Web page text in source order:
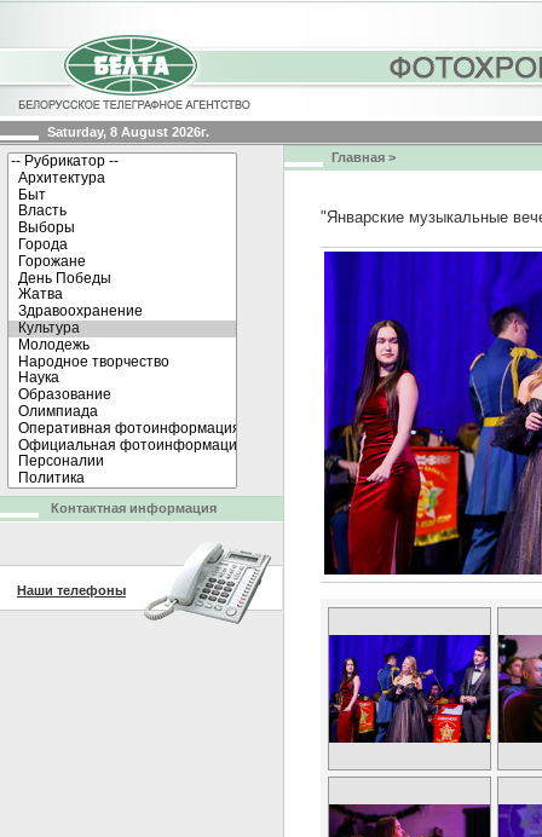
Saturday, 8 August 2026г.
Главная >
"Январские музыкальные
Контактная информация
Наши телефоны